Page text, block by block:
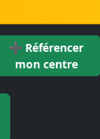
➕ Référencer
mon centre